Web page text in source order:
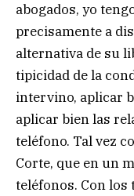
abogados, yo
precisamente a
alternativa de su
tipicidad de la
intervino, aplicar
aplicar bien las
teléfono. Tal vez
Corte, que en un
teléfonos. Con los